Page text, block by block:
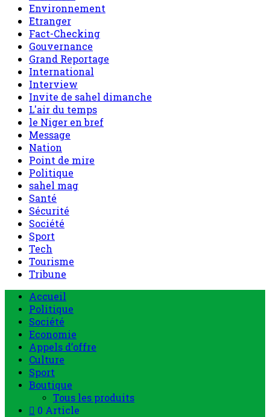
Environnement
Etranger
Fact-Checking
Gouvernance
Grand Reportage
International
Interview
Invite de sahel dimanche
L'air du temps
le Niger en bref
Message
Nation
Point de mire
Politique
sahel mag
Santé
Sécurité
Société
Sport
Tech
Tourisme
Tribune
Accueil
Politique
Société
Economie
Appels d’offre
Culture
Sport
Boutique
Tous les produits
0 Article